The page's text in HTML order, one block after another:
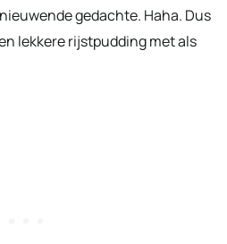
gedachte. Haha. Dus
lekkere rijstpudding met als